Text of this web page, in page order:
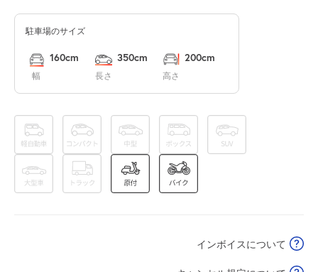
8月14日 (金) 休
8月15日 (土) 休
駐車場のサイズ
幅
160cm
長さ
350cm
高さ
200cm
インボイスについて